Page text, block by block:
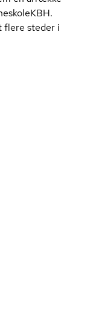
flere steder i